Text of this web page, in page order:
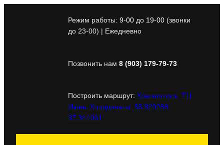
Режим работы: 9-00 до 19-00 (звонки
до 23-00) | Ежедневно
Позвонить нам 8 (903) 179-79-73
Построить маршрут: Красногорск, ТЦ
Июнь, Координаты: 55.820288,
37.344961